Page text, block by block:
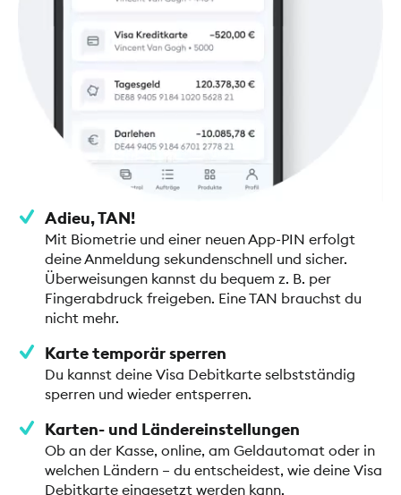
Adieu, TAN!
Mit Biometrie und einer neuen App-PIN erfolgt
deine Anmeldung sekundenschnell und sicher.
Überweisungen kannst du bequem z. B. per
Fingerabdruck freigeben. Eine TAN brauchst du
nicht mehr.
Karte temporär sperren
Du kannst deine Visa Debitkarte selbstständig
sperren und wieder entsperren.
Karten- und Ländereinstellungen
Ob an der Kasse, online, am Geldautomat oder in
welchen Ländern – du entscheidest, wie deine Visa
Debitkarte eingesetzt werden kann.